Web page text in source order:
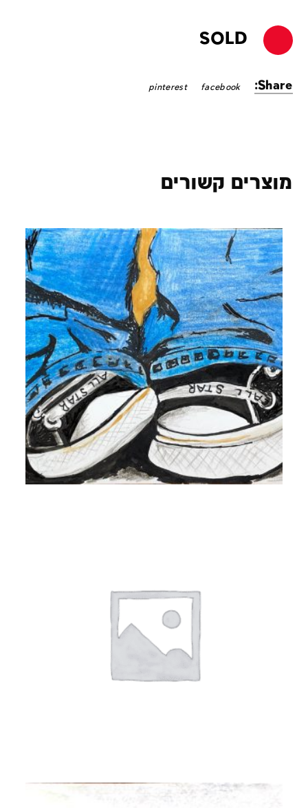
SOLD
Share:
facebook
pinterest
מוצרים קשורים